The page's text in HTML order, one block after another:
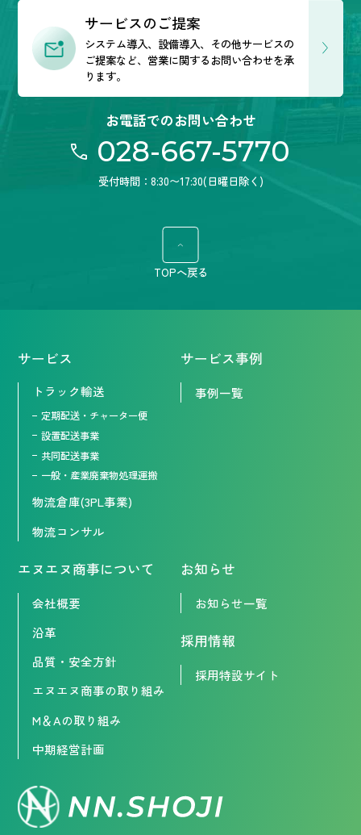
お電話でのお問い合わせ
028-667-5770
受付時間：8:30〜17:30(日曜日除く)
サービスのご提案
システム導入、設備導入、その他サービスの
ご提案など、営業に関するお問い合わせを承
ります。
サービス
トラック輸送
定期配送・チャーター便
設置配送事業
共同配送事業
一般・産業廃棄物処理運搬
物流倉庫(3PL事業)
物流コンサル
サービス事例
事例一覧
エヌエヌ商事について
会社概要
沿革
品質・安全方針
エヌエヌ商事の取り組み
M＆Aの取り組み
中期経営計画
お知らせ
お知らせ一覧
採用情報
採用特設サイト
TOPへ戻る